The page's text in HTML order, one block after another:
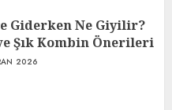
Giderken Ne Giyilir?
Şık Kombin Önerileri
2026